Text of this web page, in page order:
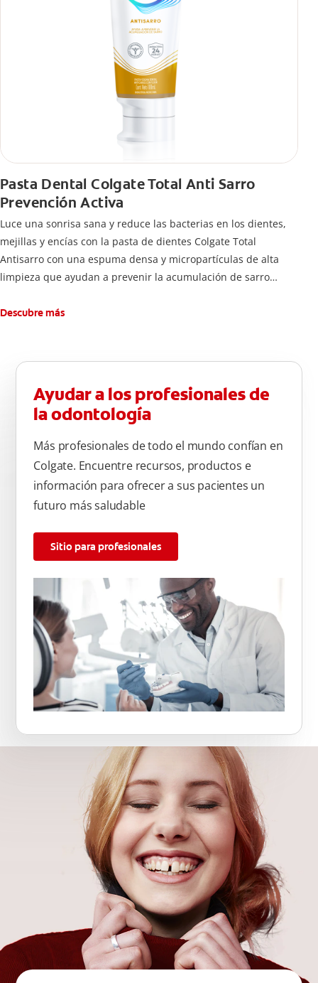
Pasta Dental Colgate Total Anti Sarro
Prevención Activa
Luce una sonrisa sana y reduce las bacterias en los dientes,
mejillas y encías con la pasta de dientes Colgate Total
Antisarro con una espuma densa y micropartículas de alta
limpieza que ayudan a prevenir la acumulación de sarro
Descubre más
Ayudar a los profesionales de
la odontología
Más profesionales de todo el mundo confían en
Colgate. Encuentre recursos, productos e
información para ofrecer a sus pacientes un
futuro más saludable
Sitio para profesionales